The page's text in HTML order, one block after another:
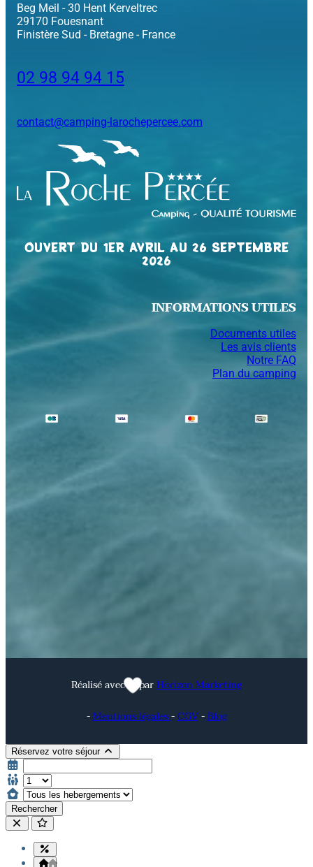
Beg Meil - 30 Hent Kerveltrec
29170 Fouesnant
Finistère Sud - Bretagne - France
02 98 94 94 15
contact@camping-larochepercee.com
OUVERT DU 1ER AVRIL AU 26 SEPTEMBRE
2026
INFORMATIONS UTILES
Documents utiles
Les avis clients
Notre FAQ
Plan du camping
Réalisé avec parHorizon Marketing
-Mentions légales-CGV-Blog
Réservez votre séjour
Rechercher